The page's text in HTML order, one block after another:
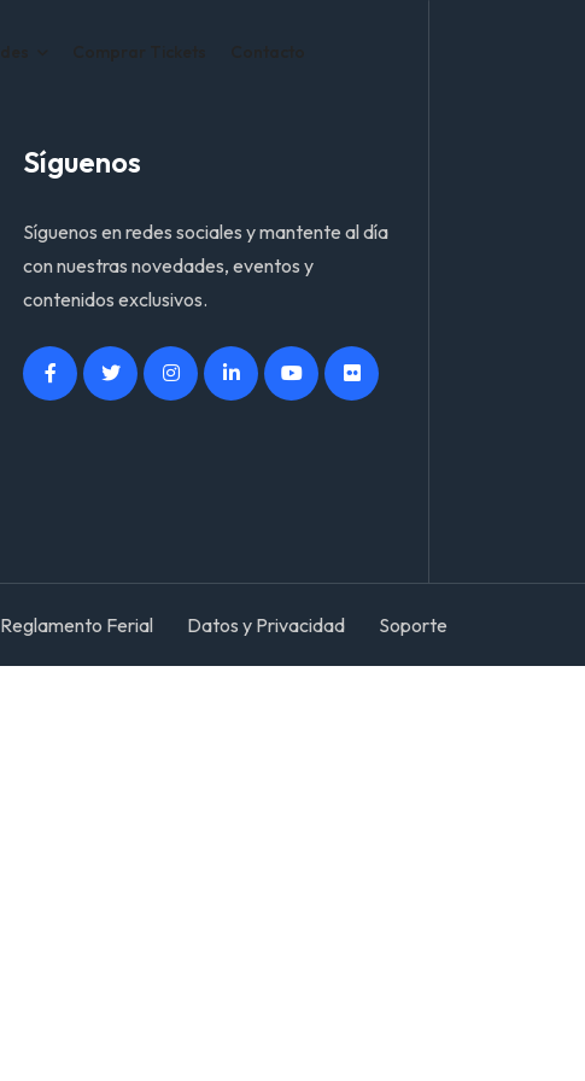
Síguenos
Síguenos en redes sociales y mantente al día
con nuestras novedades, eventos y
contenidos exclusivos.
Reglamento Ferial Datos y Privacidad Soporte